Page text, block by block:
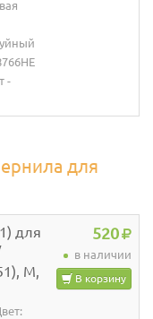
-
для
для
M,
520
в наличии
В корзину